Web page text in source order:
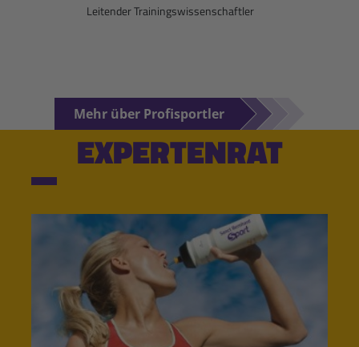
Leitender Trainingswissenschaftler
Mehr über Profisportler
EXPERTENRAT